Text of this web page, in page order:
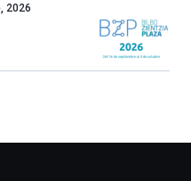
2026